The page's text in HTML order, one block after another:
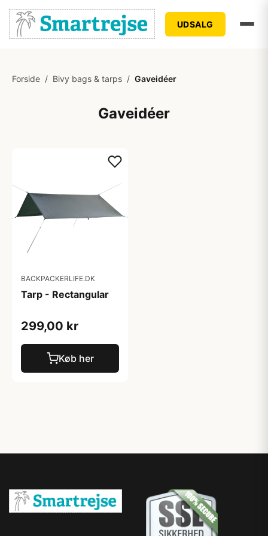
UDSALG
Forside / Bivy bags & tarps / Gaveidéer
Gaveidéer
BACKPACKERLIFE.DK
Tarp - Rectangular
299,00 kr
Køb her